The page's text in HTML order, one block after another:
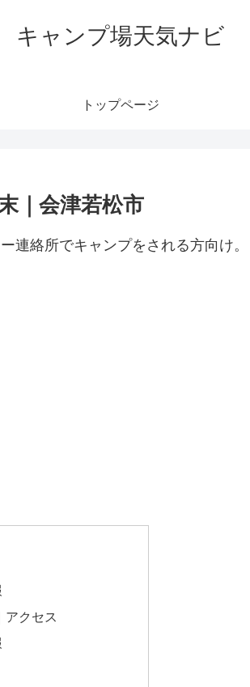
キャンプ場天気ナビ
トップページ
｜会津若松市
連絡所でキャンプをされる方向け。
アクセス